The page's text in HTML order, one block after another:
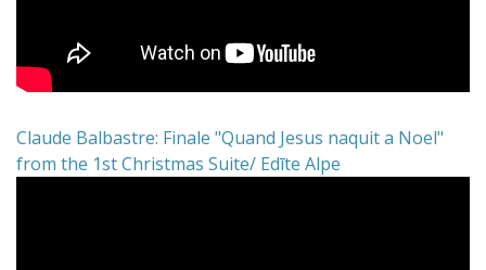
Claude Balbastre: Finale "Quand Jesus naquit a Noel"
from the 1st Christmas Suite/ Edīte Alpe